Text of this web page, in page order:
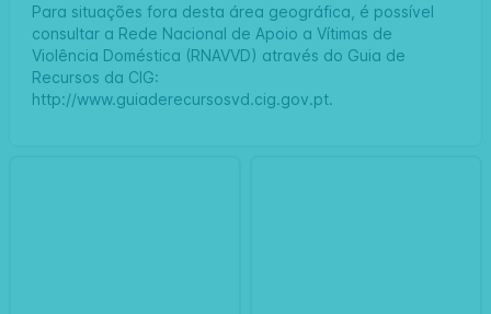
Para situações fora desta área geográfica, é possível
consultar a Rede Nacional de Apoio a Vítimas de
Violência Doméstica (RNAVVD) através do Guia de
Recursos da CIG:
http://www.guiaderecursosvd.cig.gov.pt.